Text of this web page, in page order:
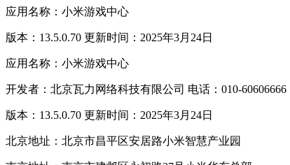
应用名称：小米游戏中心
版本：13.5.0.70 更新时间：2025年3月24日
应用名称：小米游戏中心
开发者：北京瓦力网络科技有限公司 电话：010-60606666
版本：13.5.0.70 更新时间：2025年3月24日
北京地址：北京市昌平区安居路小米智慧产业园